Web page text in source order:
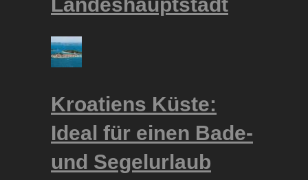
Kroatiens Küste:
Ideal für einen Bade-
und Segelurlaub